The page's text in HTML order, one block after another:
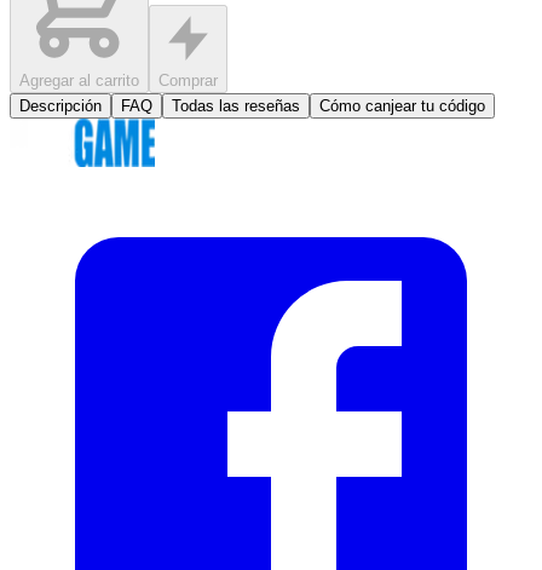
Agregar al carrito
Comprar
Descripción
FAQ Todas las reseñas Cómo canjear tu código